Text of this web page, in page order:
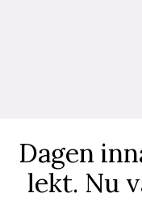
Dagen
lekt. Nu